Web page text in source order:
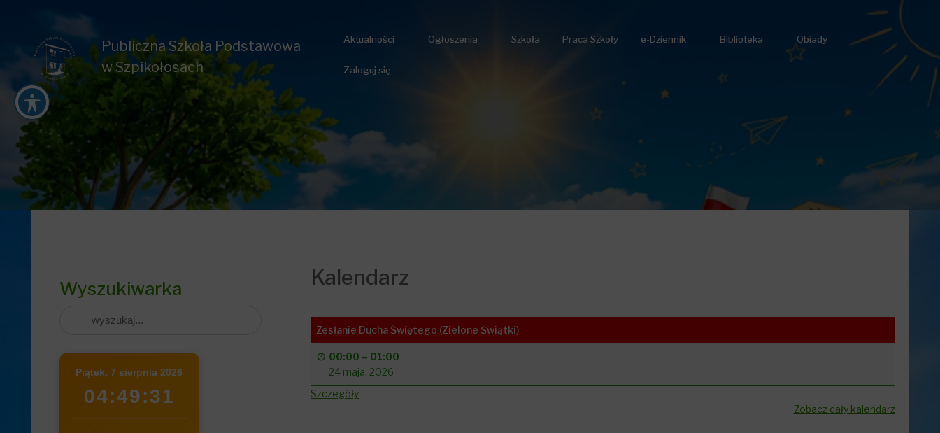
Publiczna Szkoła Podstawowa
w Szpikołosach
Aktualności Ogłoszenia Szkoła Praca Szkoły e-Dziennik Biblioteka Obiady
Zaloguj się
Wyszukiwarka
Piątek, 7 sierpnia 2026
04:49:32
Kalendarz
Zesłanie Ducha Świętego (Zielone Świątki)
00:00 – 01:00
24 maja, 2026
Szczegóły
Zobacz cały kalendarz